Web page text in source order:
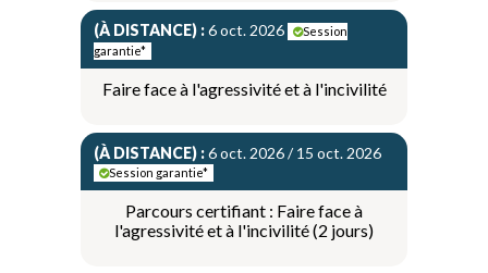
(À DISTANCE) :6 oct. 2026
Session
garantie*
Faire face à l'agressivité et à l'incivilité
(À DISTANCE) :6 oct. 2026 / 15 oct. 2026
Session garantie*
Parcours certifiant : Faire face à
l'agressivité et à l'incivilité (2 jours)